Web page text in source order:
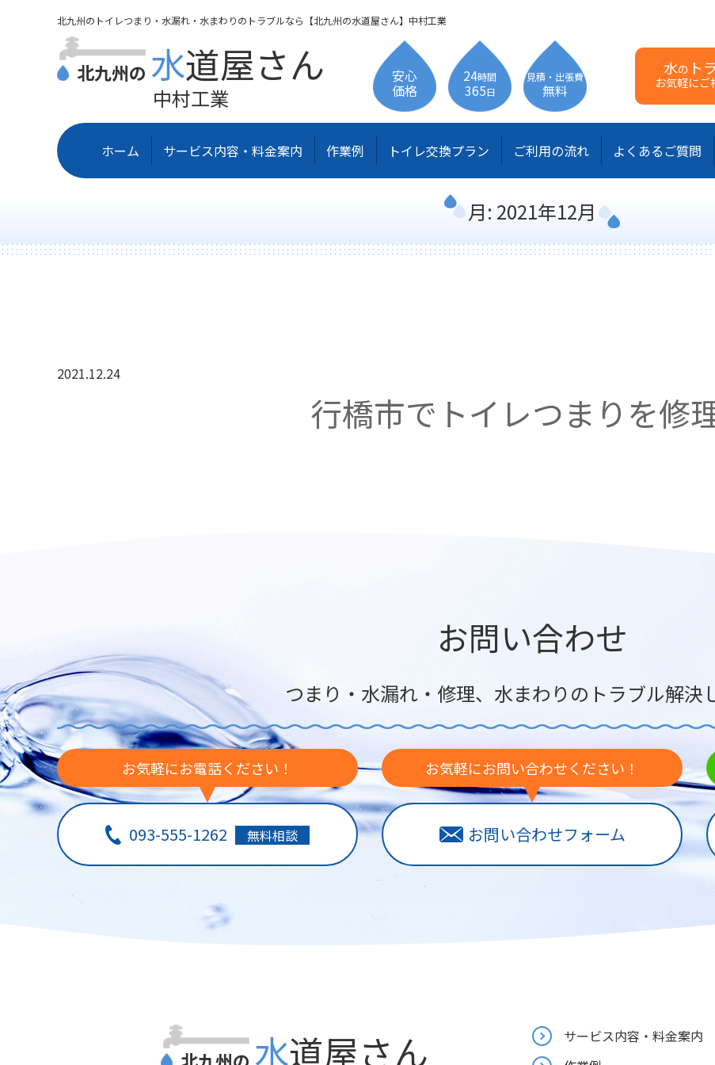
北九州のトイレつまり・水漏れ・水まわりのトラブルなら【北九州の水道屋さん】中村工業
北九州の 水道屋さん
中村工業
安心
価格
24時間
365日
見積・出張費
無料
水の ト
お気軽にご
ホーム サービス内容・料金案内 作業例 トイレ交換プラン ご利用の流れ よくあるご質問
月: 2021年12月
2021.12.24
行橋市でトイレつまりを修理
お問い合わせ
つまり・水漏れ・修理、水まわりのトラブル解決
お気軽にお電話ください！
093-555-1262 無料相談
お気軽にお問い合わせください！
お問い合わせフォーム
水道屋さん
サービス内容・料金案内